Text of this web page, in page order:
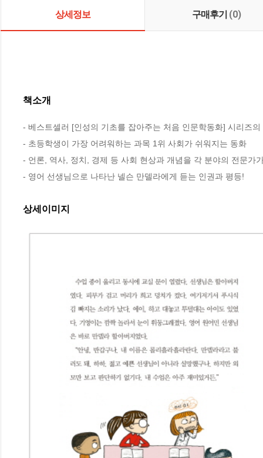
상세정보 구매후기 (0)
책소개
- 베스트셀러 [인성의 기초를 잡아주는 처음 인문학동화] 시리즈
- 초등학생이 가장 어려워하는 과목 1위 사회가 쉬워지는 동화
- 언론, 역사, 정치, 경제 등 사회 현상과 개념을 각 분야의 전문가
- 영어 선생님으로 나타난 넬슨 만델라에게 듣는 인권과 평등!
상세이미지